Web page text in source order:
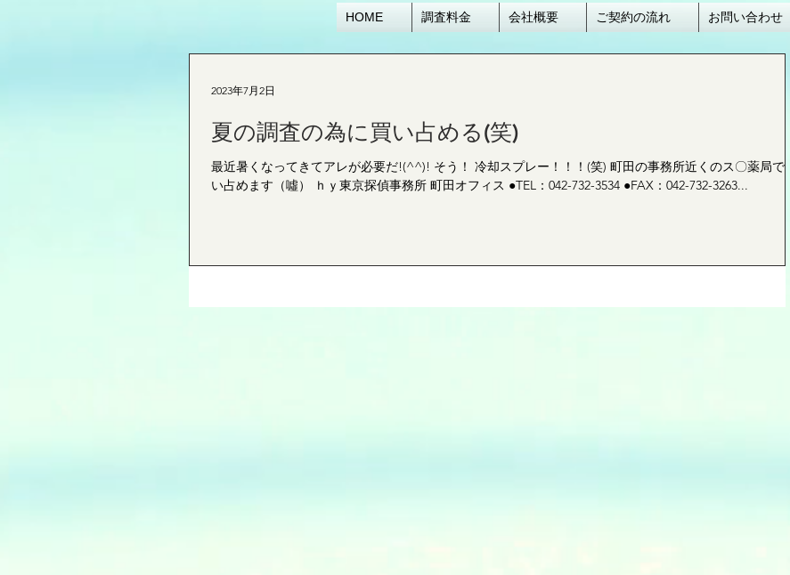
HOME 調査料金 会社概要 ご契約の流れ お問い合わせ
夏の調査の為に買い占める(笑)
最近暑くなってきてアレが必要だ!(^^)! そう！ 冷却スプレー！！！(笑) 町田の事務所近くのス〇薬局で買
い占めます（噓） ｈｙ東京探偵事務所 町田オフィス ●TEL：042-732-3534 ●FAX：042-732-3263...
2023年7月2日